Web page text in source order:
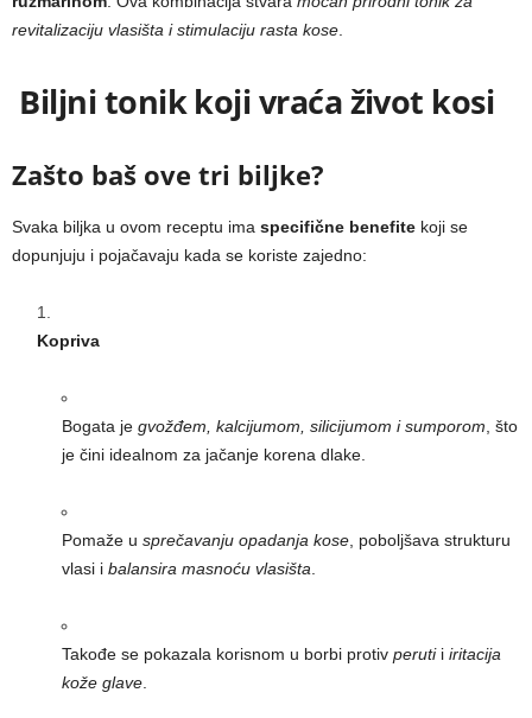
revitalizaciju vlasišta i stimulaciju rasta kose.
Biljni tonik koji vraća život kosi
Zašto baš ove tri biljke?
Svaka biljka u ovom receptu ima specifične benefite koji se
dopunjuju i pojačavaju kada se koriste zajedno:
Kopriva
Bogata je gvožđem, kalcijumom, silicijumom i sumporom, što
je čini idealnom za jačanje korena dlake.
Pomaže u sprečavanju opadanja kose, poboljšava strukturu
vlasi i balansira masnoću vlasišta.
Takođe se pokazala korisnom u borbi protiv perutii iritacija
kože glave.